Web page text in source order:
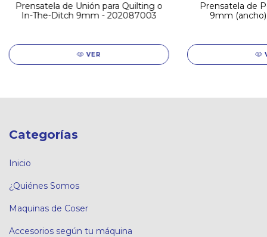
Prensatela de Unión para Quilting o
In-The-Ditch 9mm - 202087003
VER
Prensatela de
9mm
Categorías
Inicio
¿Quiénes Somos
Maquinas de Coser
Accesorios según tu máquina